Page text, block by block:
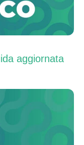
aggiornata